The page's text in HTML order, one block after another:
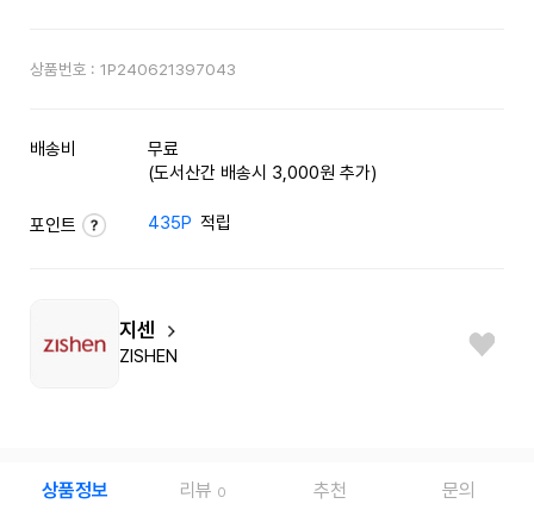
상품번호 : 1P240621397043
배송비
무료
(도서산간 배송시 3,000원 추가)
포인트 435P 적립
지센
ZISHEN
상품정보 리뷰 0 추천 문의